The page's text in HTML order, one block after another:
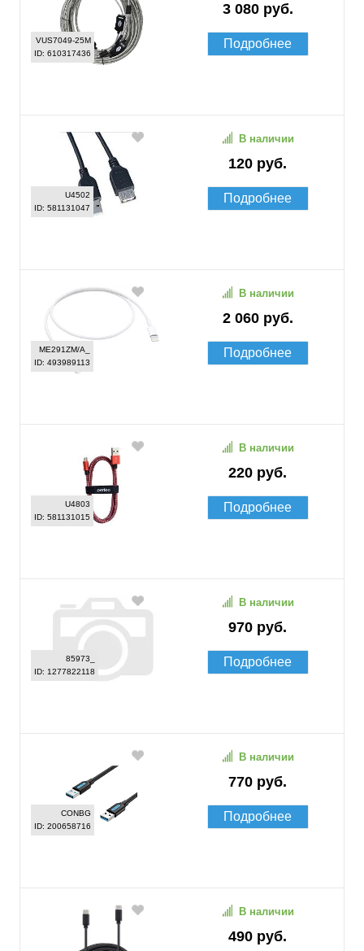
VUS7049-25M
ID: 610317436
3 080 руб.
Подробнее
U4502
ID: 581131047
120 руб.
В наличии
Подробнее
ME291ZM/A_
ID: 493989113
2 060 руб.
В наличии
Подробнее
U4803
ID: 581131015
220 руб.
В наличии
Подробнее
85973_
ID: 1277822118
970 руб.
В наличии
Подробнее
CONBG
ID: 200658716
770 руб.
В наличии
Подробнее
490 руб.
В наличии